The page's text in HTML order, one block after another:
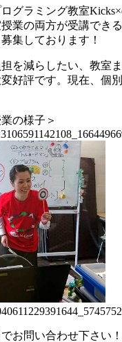
グラミング教室
業の両方が受講でき
集しております！
を減らしたい、教室
好評です。現在、個
の様子＞
お問い合わせ下さい！